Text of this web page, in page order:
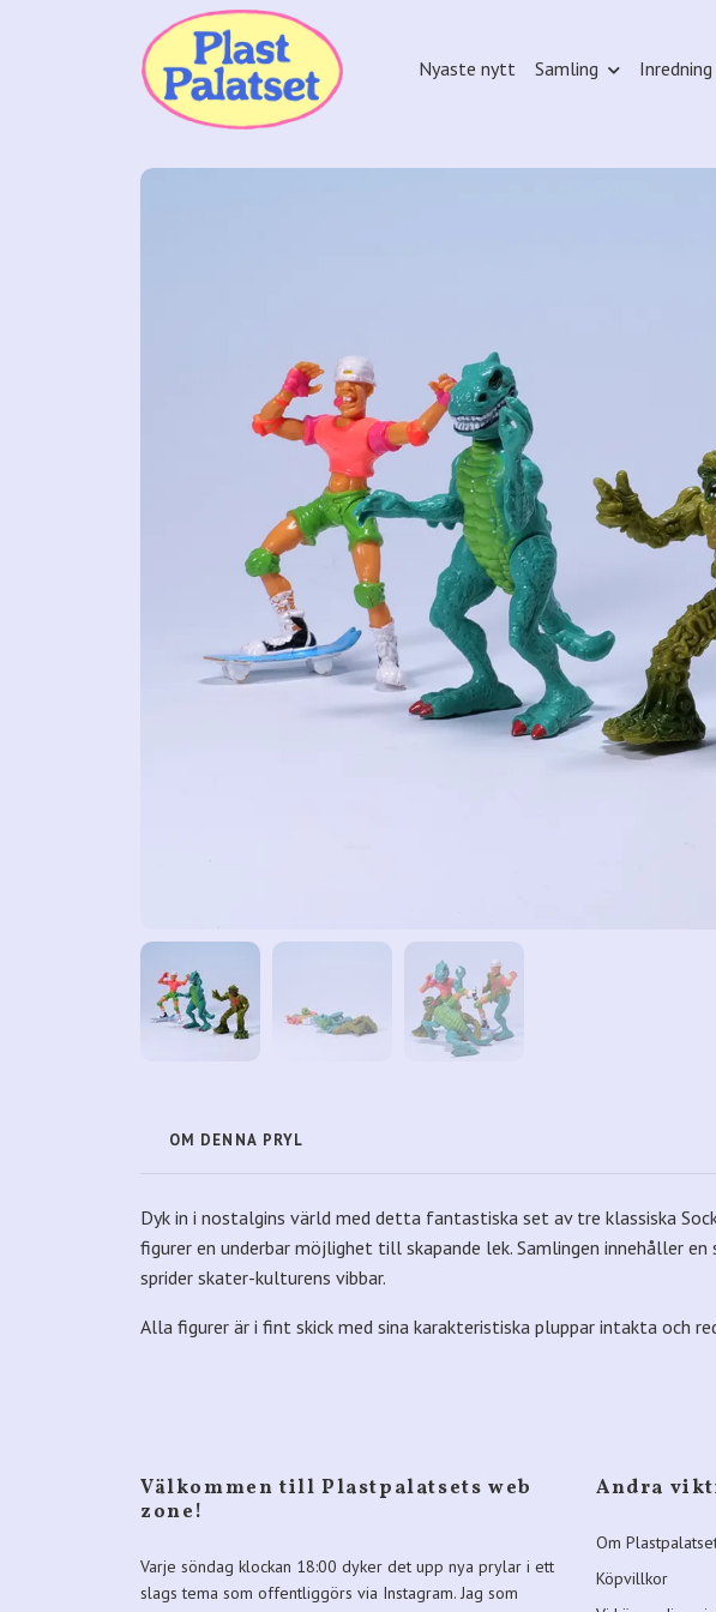
Nyaste nytt Samling Inredning
OM DENNA PRYL
Dyk in i nostalgins värld med detta fantastiska set av tre klassiska
figurer en underbar möjlighet till skapande lek. Samlingen innehåller
sprider skater-kulturens vibbar.
Alla figurer är i fint skick med sina karakteristiska pluppar intakta
Välkommen till Plastpalatsets web
zone!
Varje söndag klockan 18:00 dyker det upp nya prylar i ett
slags tema som offentliggörs via Instagram. Jag som
Andra
Om
Köpvillkor